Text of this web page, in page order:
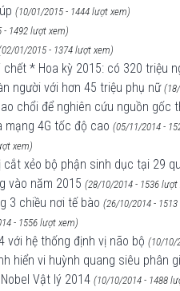
(10/01/2015 - 1444 lượt xem)
- 1492 lượt xem)
01/2015 - 1374 lượt xem)
* Hoa kỳ 2015: có 320 triệu
người với hơn 45 triệu phụ nữ
chổi để nghiên cứu nguồn gốc
mạng 4G tốc độ cao (05/11/2014 -
xem)
xẻo bộ phận sinh dục tại 29
vào năm 2015 (28/10/2014 - 1536 lượt
3 chiều nơi tế bào (26/10/2014 -
- 1556 lượt xem)
với hệ thống định vị não bộ (10/10/
hiển vi huỳnh quang siêu phân
Vật lý 2014 (10/10/2014 - 1488